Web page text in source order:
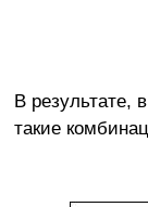
В результате,
такие